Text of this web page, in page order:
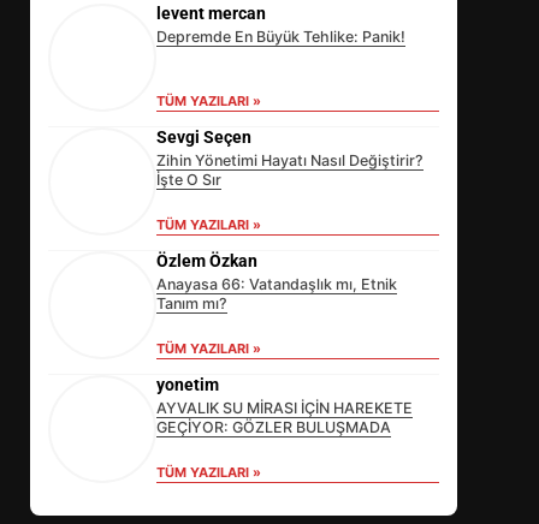
levent mercan
Depremde En Büyük Tehlike: Panik!
TÜM YAZILARI »
Sevgi Seçen
Zihin Yönetimi Hayatı Nasıl Değiştirir?
İşte O Sır
TÜM YAZILARI »
Özlem Özkan
Anayasa 66: Vatandaşlık mı, Etnik
Tanım mı?
TÜM YAZILARI »
yonetim
AYVALIK SU MİRASI İÇİN HAREKETE
GEÇİYOR: GÖZLER BULUŞMADA
TÜM YAZILARI »